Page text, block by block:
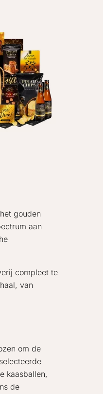
gouden
aan
compleet te
van
om de
kaasballen,
de